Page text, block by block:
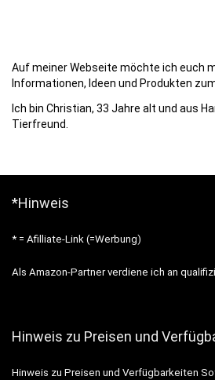
Auf meiner Webseite möchte ich euch
Informationen, Ideen und Produkten
Ich bin Christian, 33 Jahre alt und aus
Tierfreund.
*Hinweis
* = Afilliate-Link (=Werbung)
Als Amazon-Partner verdiene ich an
Hinweis zu Preisen und
Hinweis zu Preisen und Verfügbarkeiten